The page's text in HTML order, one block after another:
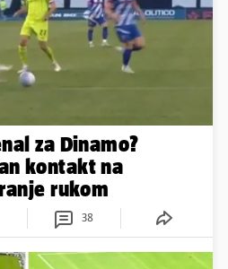
za Dinamo?
kontakt na
rukom
38